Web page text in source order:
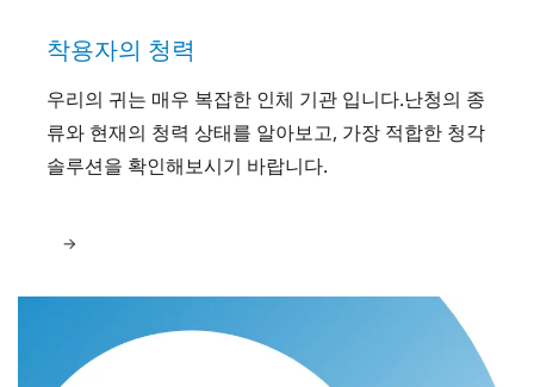
착용자의 청력
우리의 귀는 매우 복잡한 인체 기관 입니다.난청의 종
류와 현재의 청력 상태를 알아보고, 가장 적합한 청각
솔루션을 확인해보시기 바랍니다.